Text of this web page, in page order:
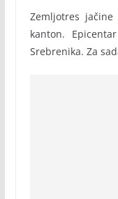
Zemljotres
kanton.
Srebrenika. Za